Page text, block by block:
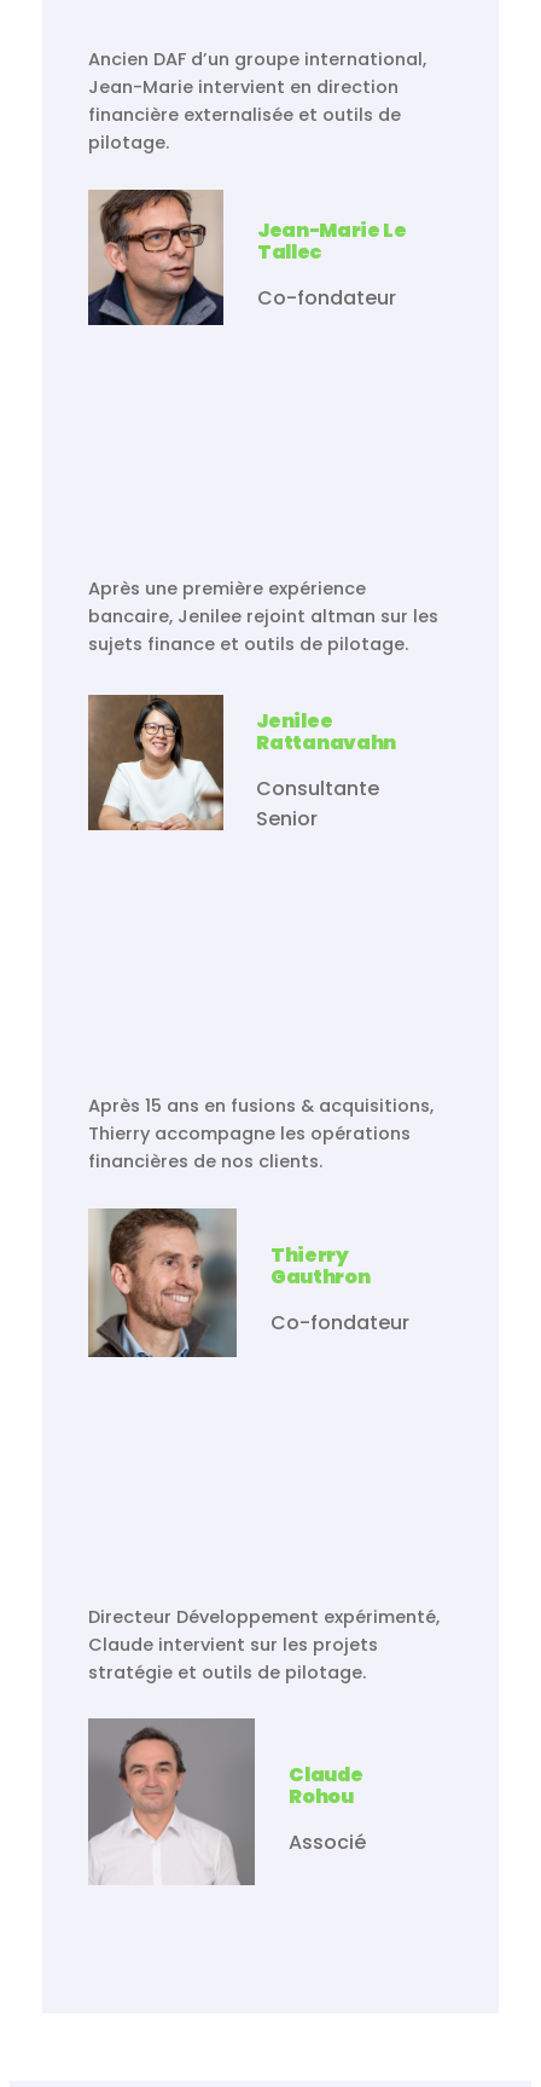
Ancien DAF d’un groupe international,
Jean-Marie intervient en direction
financière externalisée et outils de
pilotage.
Jean-Marie Le
Tallec
Co-fondateur
Après une première expérience
bancaire, Jenilee rejoint altman sur les
sujets finance et outils de pilotage.
Jenilee
Rattanavahn
Consultante
Senior
Après 15 ans en fusions & acquisitions,
Thierry accompagne les opérations
financières de nos clients.
Thierry
Gauthron
Co-fondateur
Directeur Développement expérimenté,
Claude intervient sur les projets
stratégie et outils de pilotage.
Claude
Rohou
Associé